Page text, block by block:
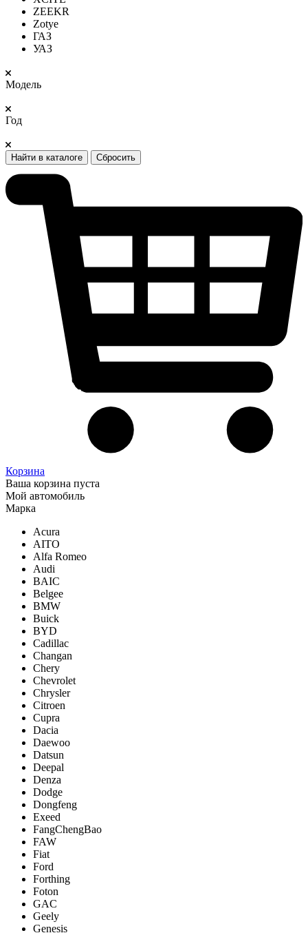
ZEEKR
Zotye
ГАЗ
УАЗ
Модель
Год
Найти в каталоге Сбросить
Корзина
Ваша корзина пуста
Мой автомобиль
Марка
Acura
AITO
Alfa Romeo
Audi
BAIC
Belgee
BMW
Buick
BYD
Cadillac
Changan
Chery
Chevrolet
Chrysler
Citroen
Cupra
Dacia
Daewoo
Datsun
Deepal
Denza
Dodge
Dongfeng
Exeed
FangChengBao
FAW
Fiat
Ford
Forthing
Foton
GAC
Geely
Genesis